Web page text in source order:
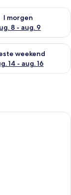
8
I morgen
8 - aug. 9
for i
7 - aug. 9
weekend
14 - aug. 16
for næste
med et